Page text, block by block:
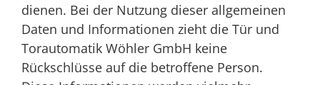
dienen. Bei der Nutzung dieser allgemeinen
Daten und Informationen zieht die Tür und
Torautomatik Wöhler GmbH keine
Rückschlüsse auf die betroffene Person.